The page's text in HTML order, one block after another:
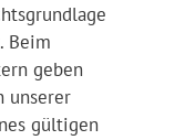
Beim
geben
unserer
gültigen